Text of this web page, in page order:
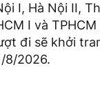
I, Hà Nội II,
I và
đi sẽ khởi
8/2026.